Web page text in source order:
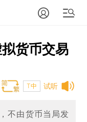
货币交易
试听
T中
不由货币当局发